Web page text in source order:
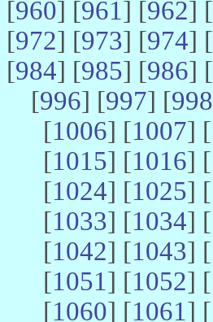
[960] [961] [962] [
[972] [973] [974] [
[984] [985] [986] [
[996] [997] [998
[1006] [1007] [
[1015] [1016] [
[1024] [1025] [
[1033] [1034] [
[1042] [1043] [
[1051] [1052] [
[1060] [1061] [